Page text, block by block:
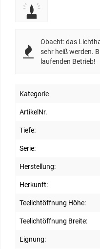
Obacht: das
sehr heiß werden.
laufenden Betrieb!
Kategorie
ArtikelNr.
Tiefe:
Serie:
Herstellung:
Herkunft:
Teelichtöffnung Höhe:
Teelichtöffnung Breite:
Eignung: